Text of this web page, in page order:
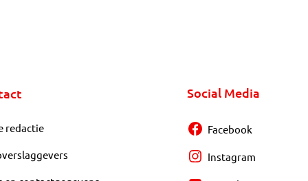
redactie
Social Media
Facebook
Instagram